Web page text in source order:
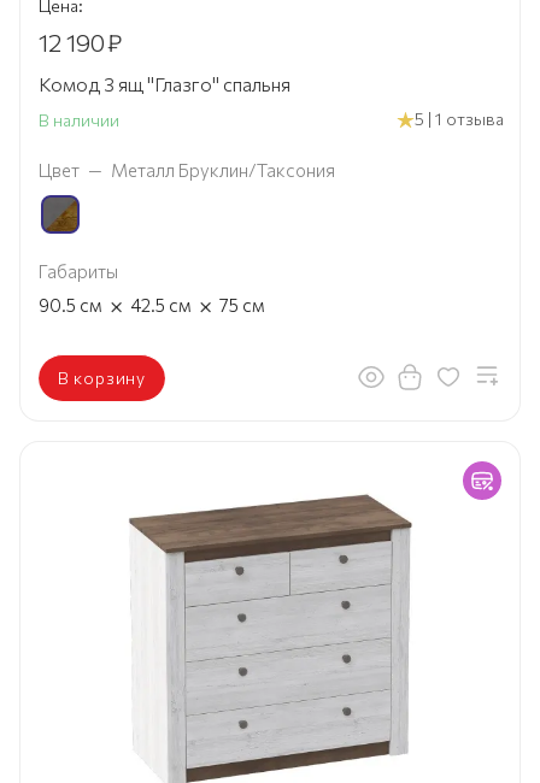
Цена:
12 190₽
Комод 3 ящ "Глазго" спальня
В наличии 5 | 1 отзыва
Цвет — Металл Бруклин/Таксония
Габариты
90.5 см × 42.5 см × 75 см
В корзину